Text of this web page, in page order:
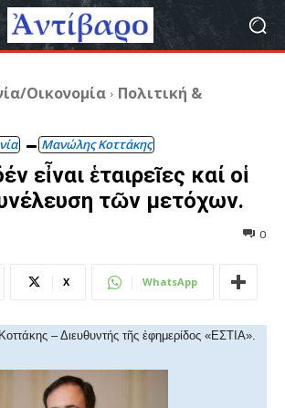
Οικονομία
Πολιτική &
Μανώλης Κοττάκης
εἶναι ἑταιρεῖες καί οἱ
τῶν μετόχων.
0
X WhatsApp
– Διευθυντής τῆς ἐφημερίδος «ΕΣΤΙΑ».